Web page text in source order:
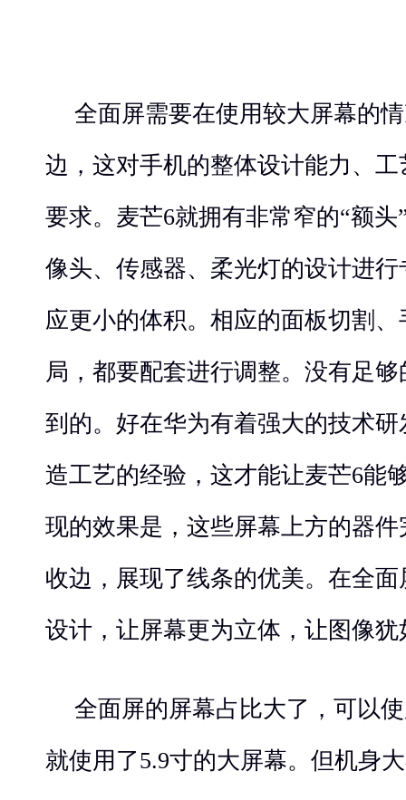
全面屏需要在使用较大屏幕的
边，这对手机的整体设计能力、
要求。麦芒6就拥有非常窄的“额
像头、传感器、柔光灯的设计进
应更小的体积。相应的面板切割
局，都要配套进行调整。没有足
到的。好在华为有着强大的技术
造工艺的经验，这才能让麦芒6能
现的效果是，这些屏幕上方的器
收边，展现了线条的优美。在全
设计，让屏幕更为立体，让图像
全面屏的屏幕占比大了，可以
就使用了5.9寸的大屏幕。但机身